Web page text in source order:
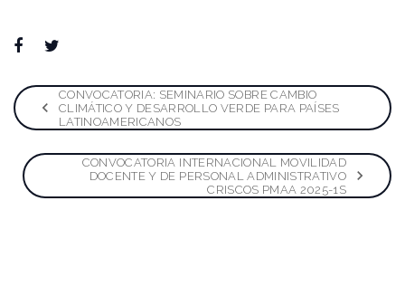
Facebook
Navegación
de
entradas
CONVOCATORIA: SEMINARIO SOBRE CAMBIO
CLIMÁTICO Y DESARROLLO VERDE PARA PAÍSES
LATINOAMERICANOS
CONVOCATORIA INTERNACIONAL MOVILIDAD
DOCENTE Y DE PERSONAL ADMINISTRATIVO
CRISCOS PMAA 2025-1S